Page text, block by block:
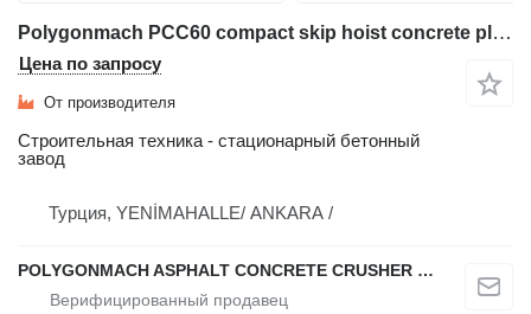
Polygonmach PCC60 compact skip hoist concrete plant
Цена по запросу
От производителя
Строительная техника - стационарный бетонный
завод
Турция, YENİMAHALLE/ ANKARA /
POLYGONMACH ASPHALT CONCRETE CRUSHER SYSTEMS